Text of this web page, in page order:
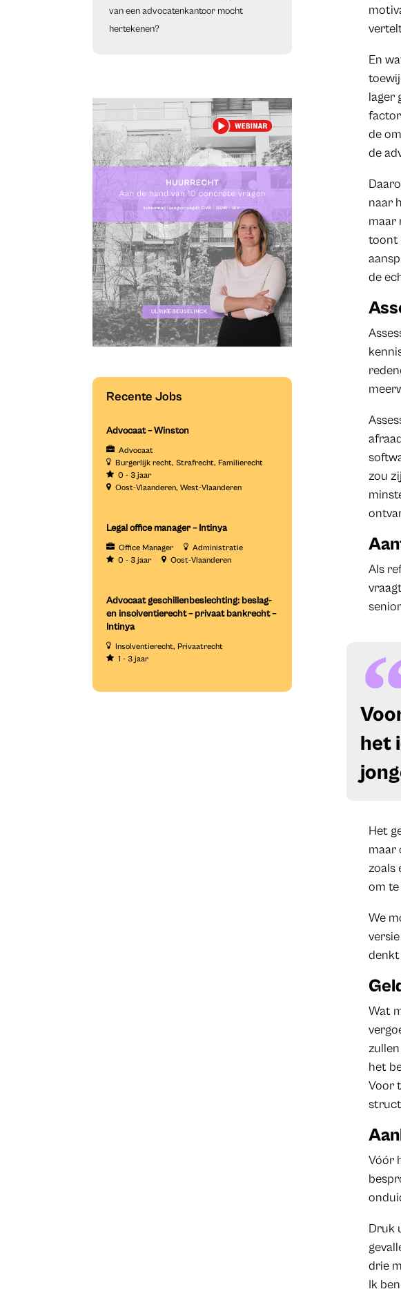
van een advocatenkantoor mocht
hertekenen?
Recente Jobs
Advocaat – Winston
Advocaat
Burgerlijk recht Strafrecht Familierecht
0 - 3 jaar
Oost-Vlaanderen West-Vlaanderen
Legal office manager – Intinya
Office Manager
Administratie
0 - 3 jaar
Oost-Vlaanderen
Advocaat geschillenbeslechting: beslag-
en insolventierecht – privaat bankrecht –
Intinya
Insolventierecht Privaatrecht
1 - 3 jaar
En
lager
de
de
naar
maar
toont
de
zou
Als
het
Het
maar
zoals
om te
We
denkt
Wat
het
Voor
Vóór
Druk
drie
Ik